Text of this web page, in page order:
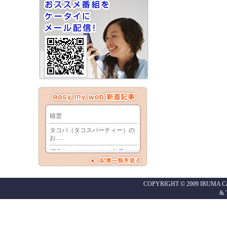
COPYRIGHT © 2009 IRUMA
&